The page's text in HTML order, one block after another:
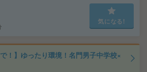
気になる!
！】ゆったり環境！名門男子中学校×